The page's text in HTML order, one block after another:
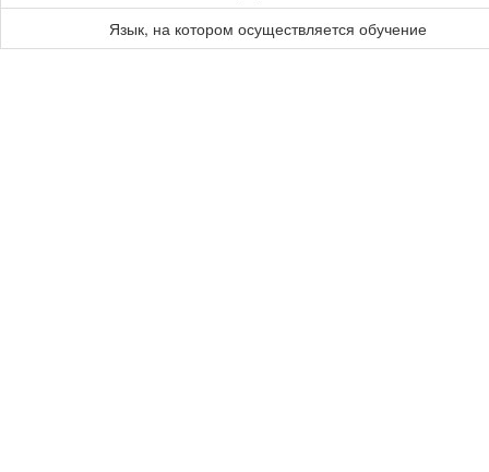
Язык, на котором осуществляется обучение